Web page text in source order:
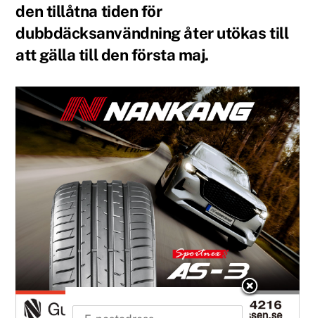
den tillåtna tiden för
dubbdäcksanvändning åter utökas till
att gälla till den första maj.